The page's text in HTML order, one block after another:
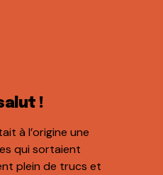
!
à l’origine une
qui sortaient
plein de trucs et